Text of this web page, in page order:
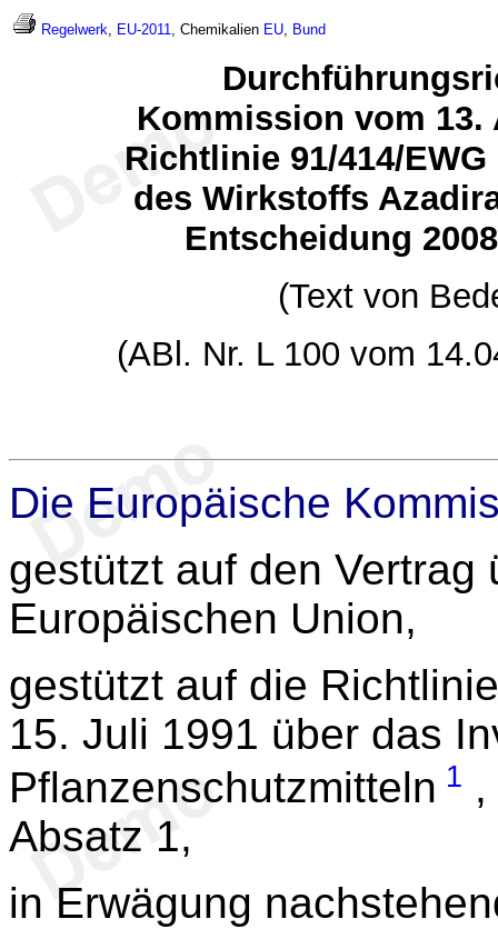
Regelwerk, EU-2011, Chemikalien EU, Bund
Kommission vom 13.
Richtlinie 91/414/
des Wirkstoffs
Entscheidung
(Text von
(ABl. Nr. L 100 vom
Die Europäische
gestützt auf den Vertrag
Europäischen Union,
gestützt auf die
15. Juli 1991 über das
Pflanzenschutzmitteln 1
Absatz 1,
in Erwägung